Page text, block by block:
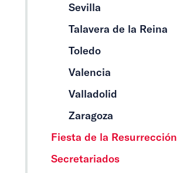
Sevilla
Talavera de la Reina
Toledo
Valencia
Valladolid
Zaragoza
Fiesta de la Resurrección
Secretariados